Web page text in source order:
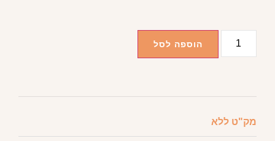
הוספה לסל
מק"ט ללא